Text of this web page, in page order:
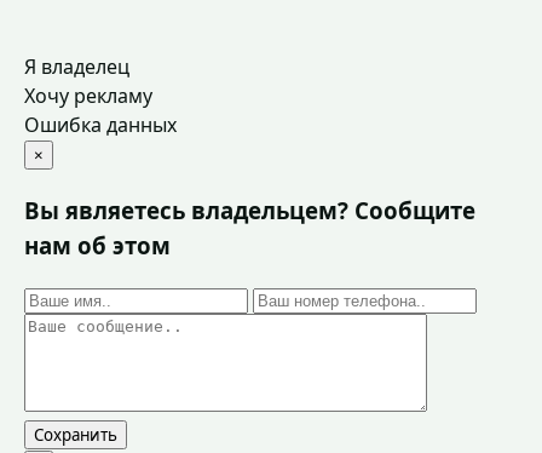
Я владелец
Хочу рекламу
Ошибка данных
×
Вы являетесь владельцем? Сообщите
нам об этом
Сохранить